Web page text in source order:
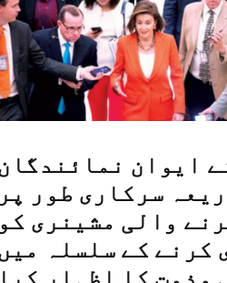
ایوان
سرکاری طور پر
والی مشینری کو
کرنے کے سلسلہ